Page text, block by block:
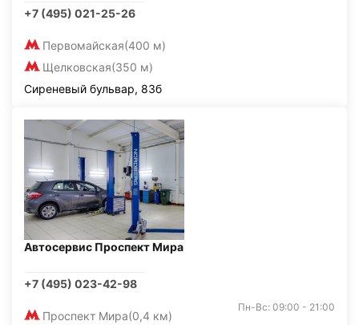
+7 (495) 021-25-26
Первомайская(400 м)
Щелковская(350 м)
Сиреневый бульвар, 83б
Автосервис Проспект Мира
+7 (495) 023-42-98
Проспект Мира(0,4 км)
Пн-Вс: 09:00 - 21:00